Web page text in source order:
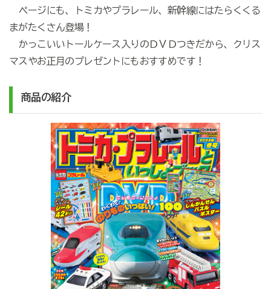
ページにも、トミカやプラレール、新幹線にはたらくくる
まがたくさん登場！
かっこいいトールケース入りのＤＶＤつきだから、クリス
マスやお正月のプレゼントにもおすすめです！
商品の紹介